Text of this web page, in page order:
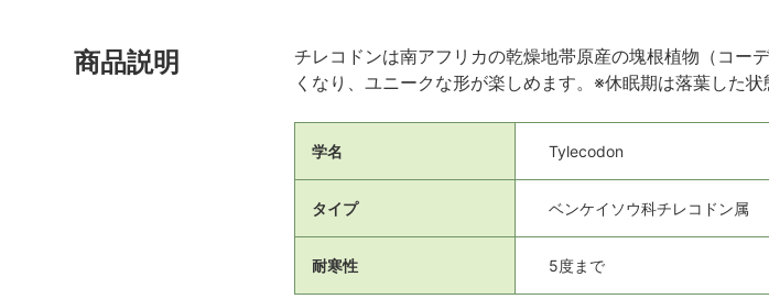
商品説明
チレコドンは南アフリカの乾燥地帯原産の塊根植物（コー
くなり、ユニークな形が楽しめます。※休眠期は落葉した状
学名 Tylecodon
タイプ ベンケイソウ科チレコドン属
耐寒性 5度まで